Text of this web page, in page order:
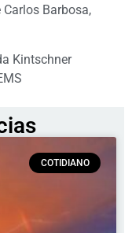
Barbosa,
Kintschner
COTIDIANO